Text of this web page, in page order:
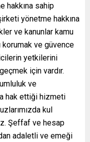
hakkına sahip
yönetme hakkına
ve kanunlar kamu
korumak ve güvence
yetkilerini
için vardır.
ve
hak ettiği hizmeti
kul
Şeffaf ve hesap
adaletli ve emeği